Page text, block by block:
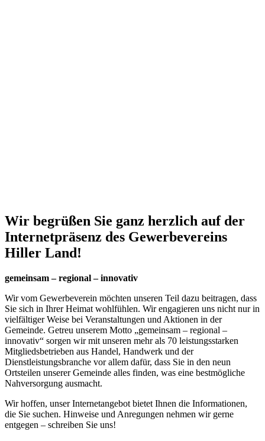
Wir begrüßen Sie ganz herzlich auf der
Internetpräsenz des Gewerbevereins
Hiller Land!
gemeinsam – regional – innovativ
Wir vom Gewerbeverein möchten unseren Teil dazu beitragen, dass
Sie sich in Ihrer Heimat wohlfühlen. Wir engagieren uns nicht nur in
vielfältiger Weise bei Veranstaltungen und Aktionen in der
Gemeinde. Getreu unserem Motto „gemeinsam – regional –
innovativ“ sorgen wir mit unseren mehr als 70 leistungsstarken
Mitgliedsbetrieben aus Handel, Handwerk und der
Dienstleistungsbranche vor allem dafür, dass Sie in den neun
Ortsteilen unserer Gemeinde alles finden, was eine bestmögliche
Nahversorgung ausmacht.
Wir hoffen, unser Internetangebot bietet Ihnen die Informationen,
die Sie suchen. Hinweise und Anregungen nehmen wir gerne
entgegen – schreiben Sie uns!